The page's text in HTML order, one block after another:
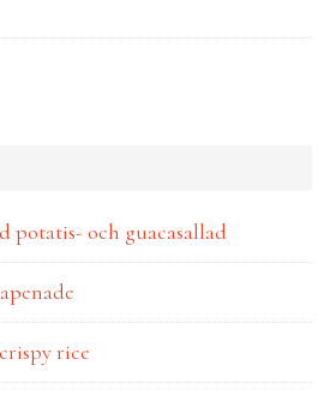
potatis- och guacasallad
rice